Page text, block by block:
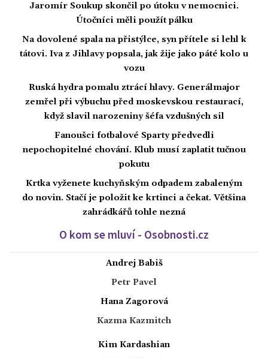
Jaromír Soukup skončil po útoku v nemocnici.
Útočníci měli použít pálku
Na dovolené spala na přistýlce, syn přítele si lehl k
tátovi. Iva z Jihlavy popsala, jak žije jako páté kolo u
vozu
Ruská hydra pomalu ztrácí hlavy. Generálmajor
zemřel při výbuchu před moskevskou restaurací,
když slavil narozeniny šéfa vzdušných sil
Fanoušci fotbalové Sparty předvedli
nepochopitelné chování. Klub musí zaplatit tučnou
pokutu
Krtka vyženete kuchyňským odpadem zabaleným
do novin. Stačí je položit ke krtinci a čekat. Většina
zahrádkářů tohle nezná
O kom se mluví - Osobnosti.cz
Andrej Babiš
Petr Pavel
Hana Zagorová
Kazma Kazmitch
Kim Kardashian